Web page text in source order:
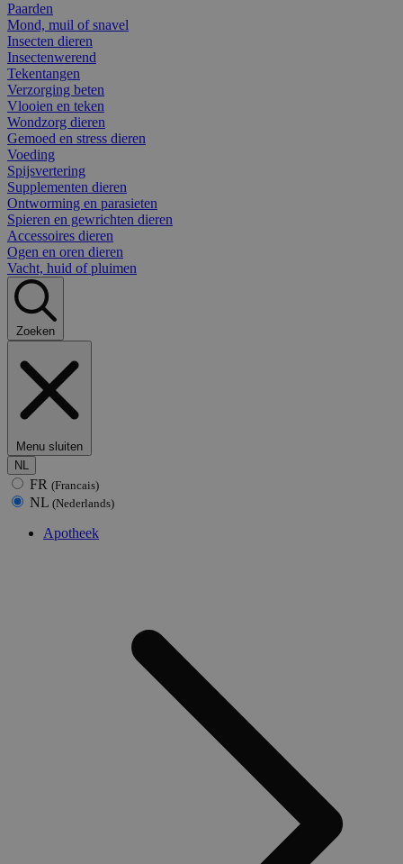
Paarden
Mond, muil of snavel
Insecten dieren
Insectenwerend
Tekentangen
Verzorging beten
Vlooien en teken
Wondzorg dieren
Gemoed en stress dieren
Voeding
Spijsvertering
Supplementen dieren
Ontworming en parasieten
Spieren en gewrichten dieren
Accessoires dieren
Ogen en oren dieren
Vacht, huid of pluimen
Zoeken
Menu sluiten
NL
FR (Francais)
NL (Nederlands)
Apotheek